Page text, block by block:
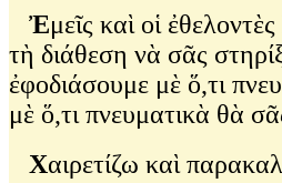
Ἐμεῖς καὶ οἱ
τὴ διάθεση νὰ σᾶς
ἐφοδιάσουμε μὲ ὅ,τι
μὲ ὅ,τι πνευματικὰ θὰ
Χαιρετίζω καὶ